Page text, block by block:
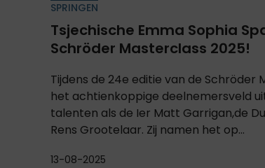
SPRINGEN
Tsjechische Emma Sophia
Schröder Masterclass 2025!
Tijdens de 24e editie van de Schröder
het achtienkoppige deelnemersveld
talenten als de Ier Matt Garrigan,de
Rens Grootelaar. Zij namen het op...
13-08-2025